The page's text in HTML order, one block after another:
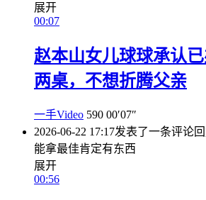
展开
00:07
赵本山女儿球球承认
两桌，不想折腾父亲
一手Video 590 00′07″
2026-06-22 17:17发表了一条评论
能拿最佳肯定有东西
展开
00:56